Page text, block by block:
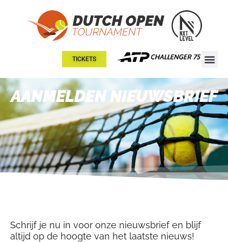
TICKETS
AANMELDEN NIEUWSBRIEF
Schrijf je nu in voor onze nieuwsbrief en blijf
altijd op de hoogte van het laatste nieuws!